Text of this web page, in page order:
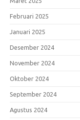
Februari 2025
Januari 2025
Desember 2024
November 2024
Oktober 2024
September 2024
Agustus 2024